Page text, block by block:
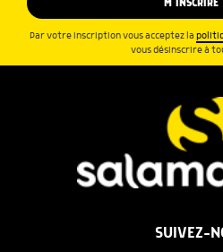
M’INSCRIRE
Par votre inscription vous acceptez la
vous désinscrire à
SUIVEZ-